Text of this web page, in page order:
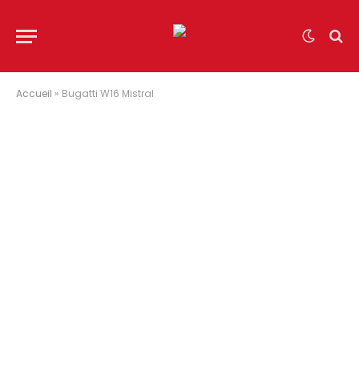
Accueil » Bugatti W16 Mistral